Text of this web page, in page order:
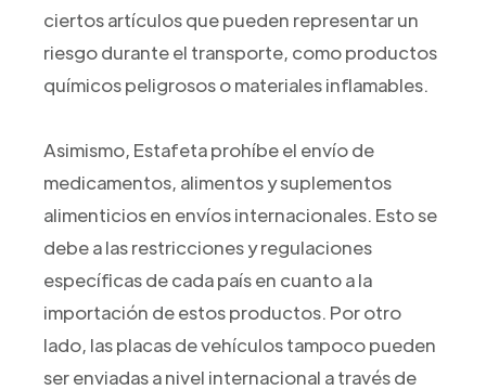
ciertos artículos que pueden representar un
riesgo durante el transporte, como productos
químicos peligrosos o materiales inflamables.
Asimismo, Estafeta prohíbe el envío de
medicamentos, alimentos y suplementos
alimenticios en envíos internacionales. Esto se
debe a las restricciones y regulaciones
específicas de cada país en cuanto a la
importación de estos productos. Por otro
lado, las placas de vehículos tampoco pueden
ser enviadas a nivel internacional a través de